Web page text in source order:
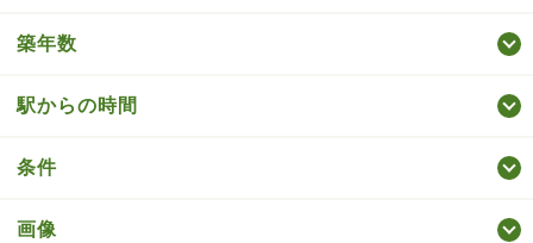
築年数
駅からの時間
条件
画像